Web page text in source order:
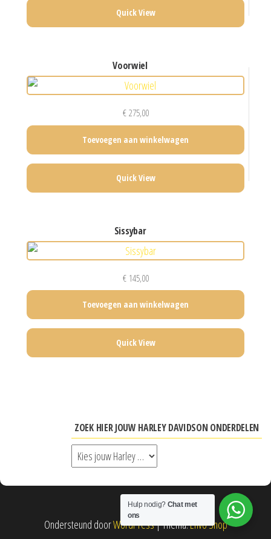
Quick View
voorwiel
€275,00
Toevoegen aan winkelwagen
Quick View
sissybar
€145,00
Toevoegen aan winkelwagen
Quick View
ZOEK HIER JOUW HARLEY DAVIDSON ONDERDELEN
Ondersteund doorWordPress|Thema:Envo Shop
Hulp nodig? Chat met
ons